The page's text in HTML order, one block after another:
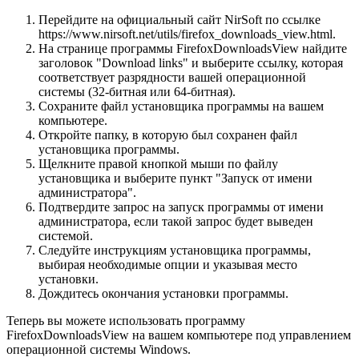
Перейдите на официальный сайт NirSoft по ссылке
https://www.nirsoft.net/utils/firefox_downloads_view.html.
На странице программы FirefoxDownloadsView найдите
заголовок "Download links" и выберите ссылку, которая
соответствует разрядности вашей операционной
системы (32-битная или 64-битная).
Сохраните файл установщика программы на вашем
компьютере.
Откройте папку, в которую был сохранен файл
установщика программы.
Щелкните правой кнопкой мыши по файлу
установщика и выберите пункт "Запуск от имени
администратора".
Подтвердите запрос на запуск программы от имени
администратора, если такой запрос будет выведен
системой.
Следуйте инструкциям установщика программы,
выбирая необходимые опции и указывая место
установки.
Дождитесь окончания установки программы.
Теперь вы можете использовать программу
FirefoxDownloadsView на вашем компьютере под управлением
операционной системы Windows.